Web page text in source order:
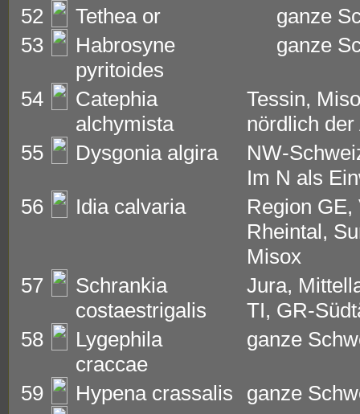
52
Tethea or
ganze
53
Habrosyne
pyritoides
ganze
54
Catephia
alchymista
Tessin,
nördlich der
55
Dysgonia algira
NW-
Im N als
56
Idia calvaria
Region
Rheintal,
Misox
57
Schrankia
costaestrigalis
Jura,
TI, GR-
58
Lygephila
craccae
ganze
59 Hypena crassalis
ganze